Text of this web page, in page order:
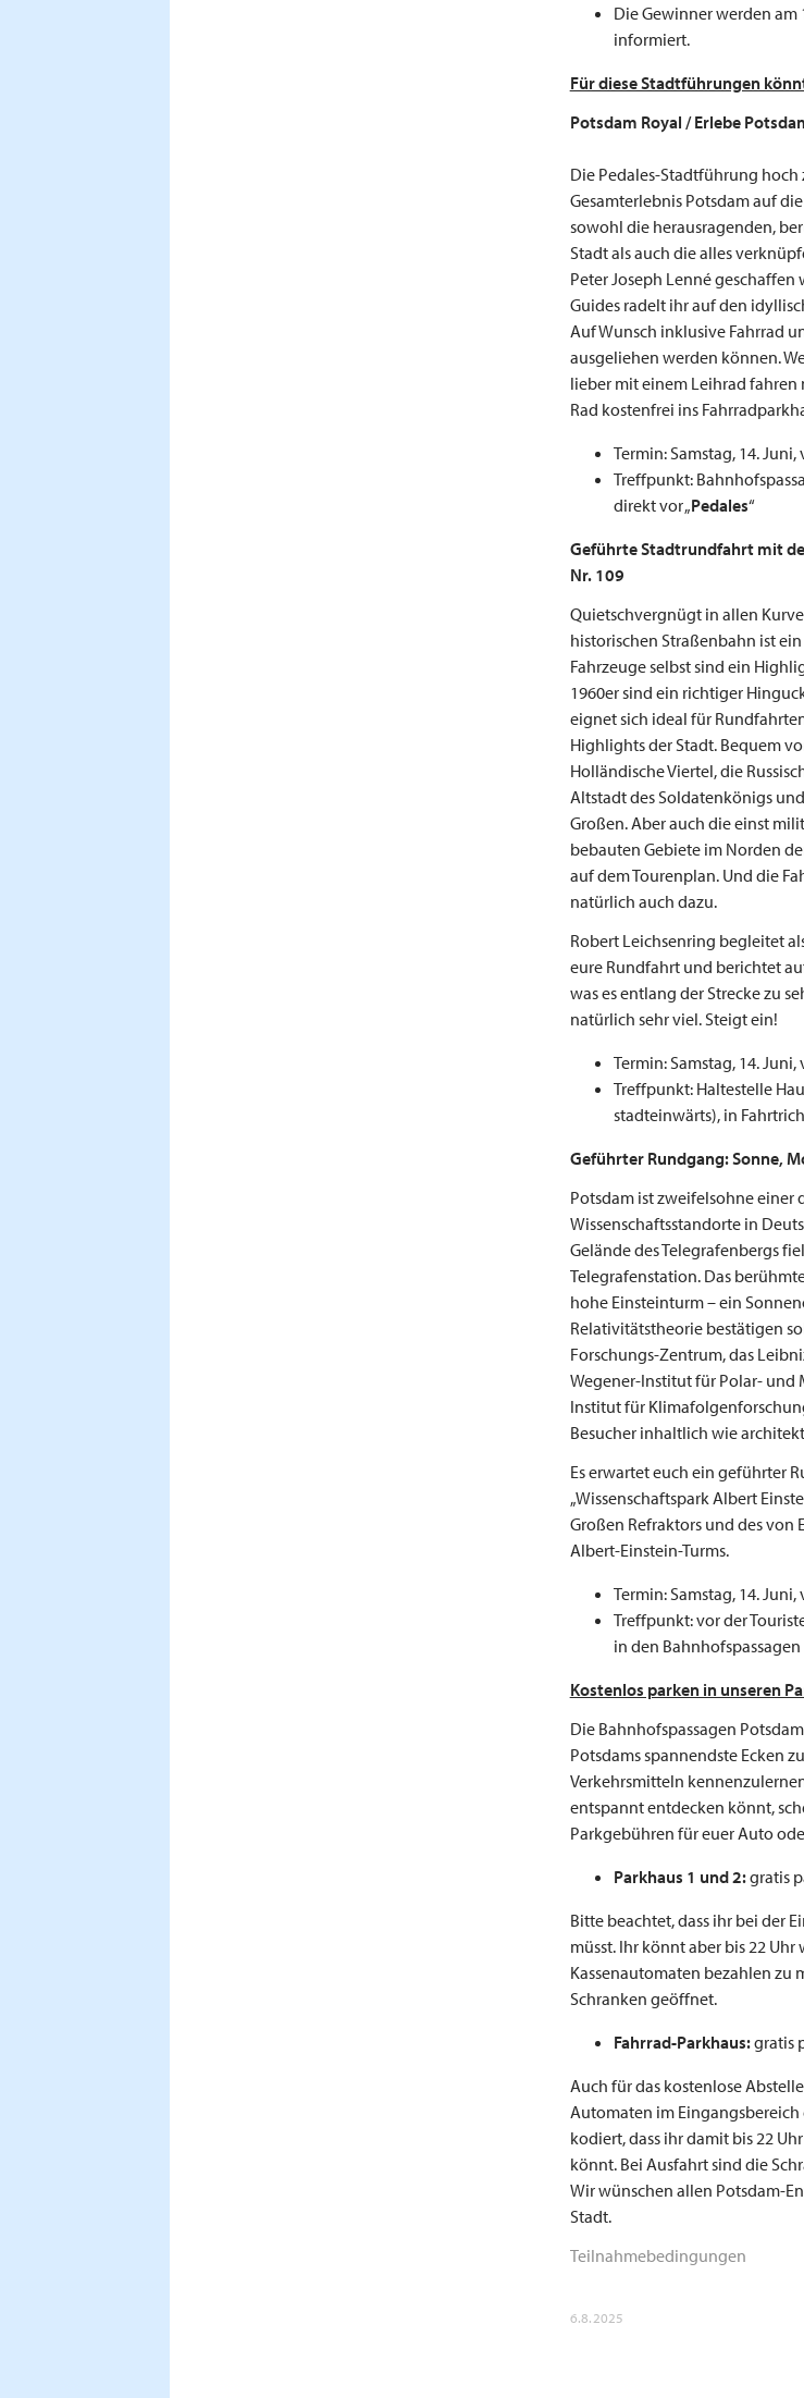
Die Gewinner werden am
informiert.
Für diese Stadtführungen
Potsdam Royal / Erlebe
Die Pedales-Stadtführung
Gesamterlebnis Potsdam auf
sowohl die herausragenden,
Stadt als auch die alles
Peter Joseph Lenné
Guides radelt ihr auf den
Auf Wunsch inklusive Fahrrad
ausgeliehen werden können.
lieber mit einem Leihrad fahren
Rad kostenfrei ins
Termin: Samstag, 14.
Treffpunkt:
direkt vor „Pedales“
Geführte Stadtrundfahrt mit
Nr. 109
Quietschvergnügt in allen
historischen Straßenbahn ist
Fahrzeuge selbst sind ein
1960er sind ein richtiger
eignet sich ideal für
Highlights der Stadt. Bequem
Holländische Viertel, die
Altstadt des Soldatenkönigs
Großen. Aber auch die einst
bebauten Gebiete im Norden
auf dem Tourenplan. Und die
natürlich auch dazu.
Robert Leichsenring begleitet
eure Rundfahrt und berichtet
was es entlang der Strecke zu
natürlich sehr viel. Steigt ein!
Termin: Samstag, 14.
Treffpunkt: Haltestelle
stadteinwärts), in
Geführter Rundgang:Sonne,
Potsdam ist zweifelsohne einer
Wissenschaftsstandorte in
Gelände des Telegrafenbergs
Telegrafenstation. Das
hohe Einsteinturm – ein
Relativitätstheorie bestätigen
Forschungs-Zentrum, das
Wegener-Institut für Polar- und
Institut für
Besucher inhaltlich wie
Es erwartet euch ein geführter
„Wissenschaftspark Albert
Großen Refraktors und des
Albert-Einstein-Turms.
Termin: Samstag, 14.
Treffpunkt: vor der
in den
Kostenlos parken in unseren
Die Bahnhofspassagen
Potsdams spannendste Ecken
Verkehrsmitteln
entspannt entdecken könnt,
Parkgebühren für euer Auto
Parkhaus 1 und 2:gratis
Bitte beachtet, dass ihr bei der
müsst. Ihr könnt aber bis 22
Kassenautomaten bezahlen zu
Schranken geöffnet.
Fahrrad-Parkhaus:gratis
Auch für das kostenlose
Automaten im Eingangsbereich
kodiert, dass ihr damit bis 22
könnt. Bei Ausfahrt sind die
Wir wünschen allen Potsdam-
Stadt.
Teilnahmebedingungen
6.8.2025